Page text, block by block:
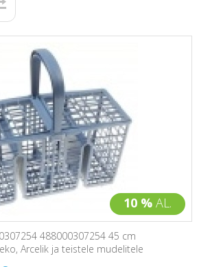
10 % AL.
488000307254 45 cm
Arcelik ja teistele mudelitele